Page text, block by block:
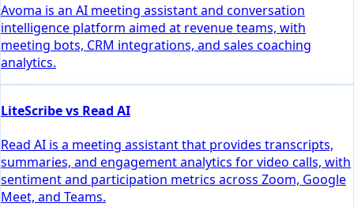
Avoma is an AI meeting assistant and conversation
intelligence platform aimed at revenue teams, with
meeting bots, CRM integrations, and sales coaching
analytics.
LiteScribe vs Read AI
Read AI is a meeting assistant that provides transcripts,
summaries, and engagement analytics for video calls, with
sentiment and participation metrics across Zoom, Google
Meet, and Teams.